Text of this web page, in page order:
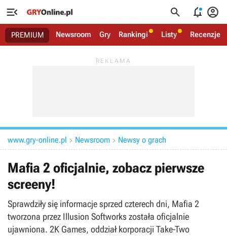
   
PREMIUM Newsroom Gry Rankingi Listy Recenzje
www.gry-online.pl  Newsroom  Newsy o grach
Mafia 2 oficjalnie, zobacz pierwsze
screeny!
Sprawdziły się informacje sprzed czterech dni, Mafia 2
tworzona przez Illusion Softworks została oficjalnie
ujawniona. 2K Games, oddział korporacji Take-Two